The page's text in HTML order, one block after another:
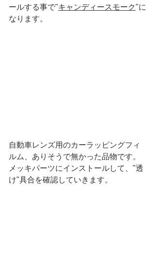
ールする事で"キャンディースモーク"に
なります。
自動車レンズ用のカーラッピングフィ
ルム、ありそうで無かった品物です。
メッキパーツにインストールして、"透
け"具合を確認していきます。